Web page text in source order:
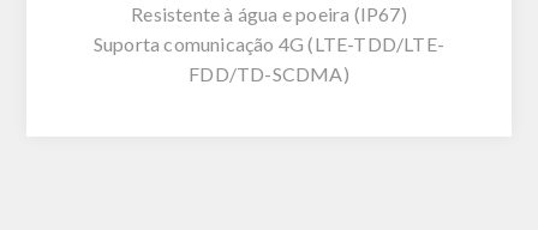
Resistente à água e poeira (IP67)
Suporta comunicação 4G (LTE-TDD/LTE-
FDD/TD-SCDMA)